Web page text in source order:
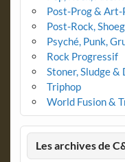
Post-Prog & Art-
Post-Rock,
Psyché, Punk,
Rock Progressif
Stoner, Sludge &
Triphop
World Fusion &
Les archives de